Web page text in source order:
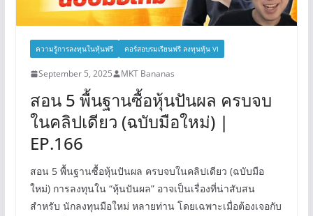
ความรู้การลงทุนในหุ้นฟรี คอร์สอบรมเรียนฟรี ลงทุนหุ้น VI
September 5, 2025 MKT Bananas
สอน 5 พื้นฐานซื้อหุ้นปันผล ครบจบ
ในคลิปเดียว (ฉบับมือใหม่) |
EP.166
สอน 5 พื้นฐานซื้อหุ้นปันผล ครบจบในคลิปเดียว (ฉบับมือ
ใหม่) การลงทุนใน “หุ้นปันผล” อาจเป็นเรื่องที่น่าสับสน
สำหรับ นักลงทุนมือใหม่ หลายท่าน โดยเฉพาะเมื่อต้องเจอกับ